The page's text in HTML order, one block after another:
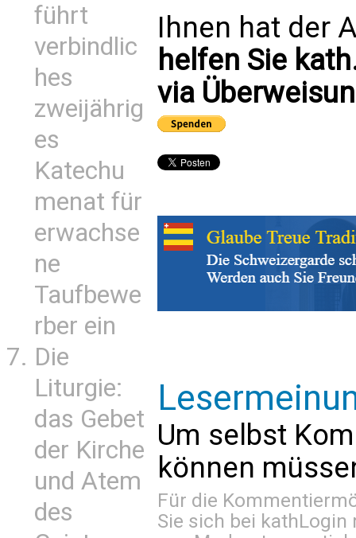
führt
verbindlic
hes
zweijährig
es
Katechu
menat für
erwachse
ne
Taufbewe
rber ein
Die
Liturgie:
das Gebet
der Kirche
und Atem
des
Ihnen hat der
helfen Sie
via
Um selbst
können
Für die
Sie sich bei kathLogin